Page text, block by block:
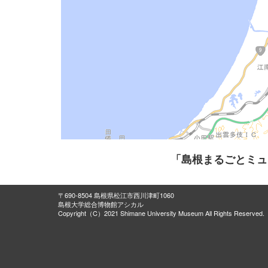
「島根まるごとミ
〒690-8504 島根県松江市西川津町1060
島根大学総合博物館アシカル
Copyright（C）2021 Shimane University Museum All Rights Reserved.